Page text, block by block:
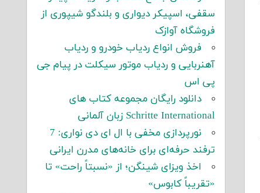
سقفی، اسپیکر دیواری و بلندگو شیپوری از
فروشگاه آوازک
فروش انواع ردیاب خودرو و ردیاب
آهنربایی و ردیاب موتور سیکلت در پیام جی
پی اس
دانلود رایگان مجموعه کتاب های
Schritte International زبان آلمانی
نورپردازی مخفی با ال ای دی نواری: 7
ترفند حرفه‌ای برای خانه‌های مدرن ایرانی
اخذ ویزای شینگن؛ از «نسبتاً راحت» تا
«تقریباً کابوس»